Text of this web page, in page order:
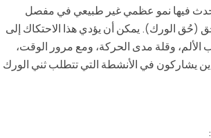
فيها نمو عظمي غير طبيعي في مفصل
(حُق الورك). يمكن أن يؤدي هذا الاحتكاك إلى
وقلة مدى الحركة، ومع مرور الوقت،
يشاركون في الأنشطة التي تتطلب ثني الورك